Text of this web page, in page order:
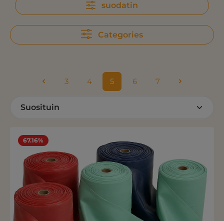
suodatin
Categories
Sivu
3 Sivu
4 Sivu
5 Sivu
6 Sivu
7
67.16%